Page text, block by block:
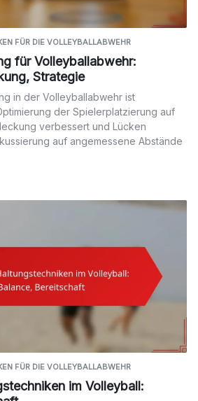
FÜR DIE VOLLEYBALLABWEHR
für Volleyballabwehr:
Strategie
in der Volleyballabwehr ist
der Spielerplatzierung auf
verbessert und Lücken
auf angemessene Abstände
FÜR DIE VOLLEYBALLABWEHR
im Volleyball: